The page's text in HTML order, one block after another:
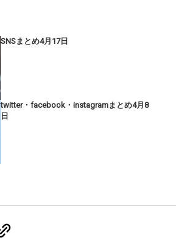
SNSまとめ4月17日
twitter・facebook・instagramまとめ4月8
日